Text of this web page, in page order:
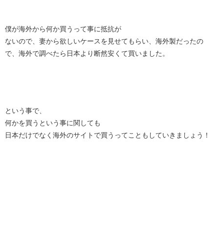
僕が海外から何か買うって事に抵抗が
ないので、妻から欲しいケースを見せてもらい、海外製だったの
で、海外で調べたら日本より断然安くて買いました。
という事で、
何かを買うという事に関しても
日本だけでなく海外のサイトで買うってこともしていきましょう！